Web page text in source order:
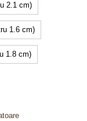
2.1 cm)
1.6 cm)
1.8 cm)